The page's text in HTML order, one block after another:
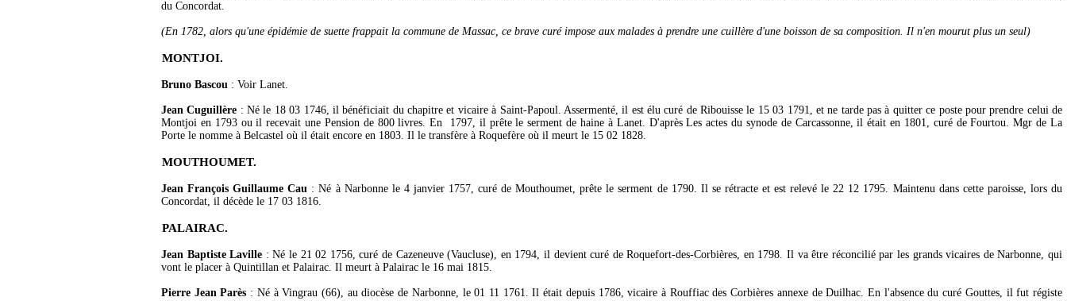
du Concordat.
(En 1782, alors qu'une épidémie de suette frappait la commune de Massac, ce brave curé impose aux malades à prendre une cuillère d'une boisson de sa composition. Il n'en mourut plus un seul)
MONTJOI.
Bruno Bascou : Voir Lanet.
Jean Cuguillère : Né le 18 03 1746, il bénéficiait du chapitre et vicaire à Saint-Papoul. Assermenté, il est élu curé de Ribouisse le 15 03 1791, et ne tarde pas à quitter ce poste pour prendre celui de
Montjoi en 1793 ou il recevait une Pension de 800 livres. En 1797, il prête le serment de haine à Lanet. D'après Les actes du synode de Carcassonne, il était en 1801, curé de Fourtou. Mgr de La
Porte le nomme à Belcastel où il était encore en 1803. Il le transfère à Roquefère où il meurt le 15 02 1828.
MOUTHOUMET.
Jean François Guillaume Cau : Né à Narbonne le 4 janvier 1757, curé de Mouthoumet, prête le serment de 1790. Il se rétracte et est relevé le 22 12 1795. Maintenu dans cette paroisse, lors du
Concordat, il décède le 17 03 1816.
PALAIRAC.
Jean Baptiste Laville : Né le 21 02 1756, curé de Cazeneuve (Vaucluse), en 1794, il devient curé de Roquefort-des-Corbières, en 1798. Il va être réconcilié par les grands vicaires de Narbonne, qui
vont le placer à Quintillan et Palairac. Il meurt à Palairac le 16 mai 1815.
Pierre Jean Parès : Né à Vingrau (66), au diocèse de Narbonne, le 01 11 1761. Il était depuis 1786, vicaire à Rouffiac des Corbières annexe de Duilhac. En l'absence du curé Gouttes, il fut régiste